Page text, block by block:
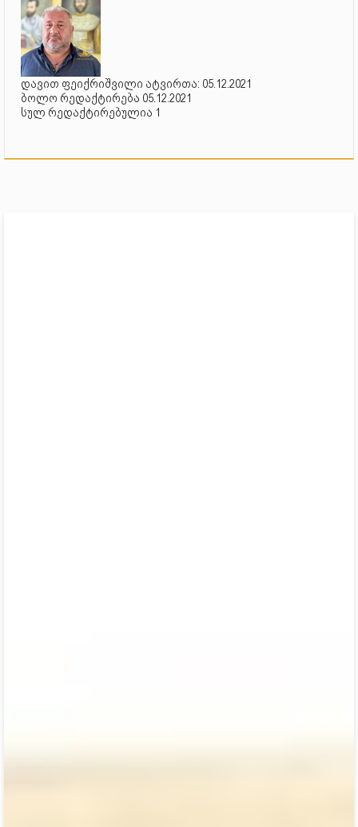
დავით ფეიქრიშვილი ატვირთა: 05.12.2021
ბოლო რედაქტირება 05.12.2021
სულ რედაქტირებულია 1